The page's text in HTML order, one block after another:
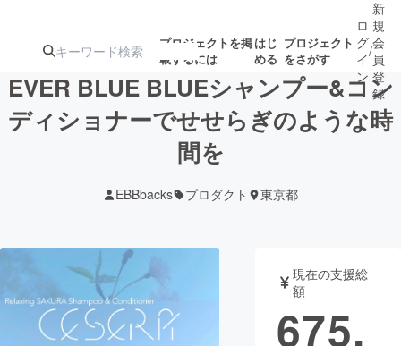
プロジェクトを掲
載するには
はじ
める
プロジェクト
をさがす
注目の新着プロ募集終了が近いプ
ロジェクト
テクノロジー・ガジェット
映像・映画 書籍・雑誌
ロ
グ
イ
ン
/
新
規
会
員
登
録
EVER BLUE BLUEシャンプー&コン
ディショナーでせせらぎのような時
間を
EBBbacks プロダクト 東京都
現在の支援総
額
675,